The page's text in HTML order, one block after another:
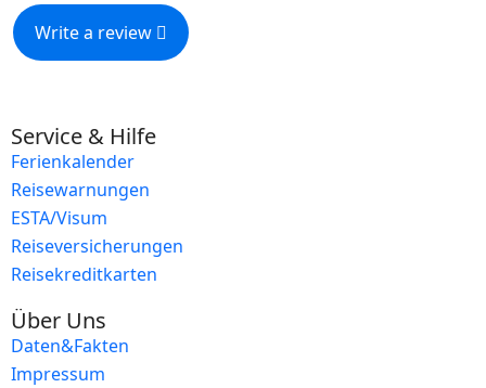
Write a review
Service & Hilfe
Ferienkalender
Reisewarnungen
ESTA/Visum
Reiseversicherungen
Reisekreditkarten
Über Uns
Daten&Fakten
Impressum